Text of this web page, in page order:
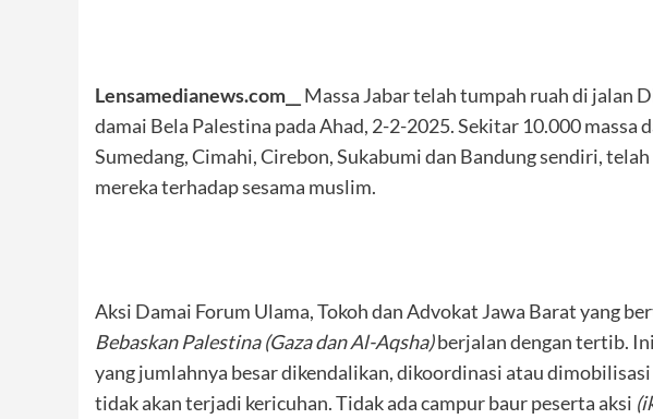
Lensamedianews.com__
Massa Jabar telah tumpah ruah di jalan
damai Bela Palestina pada Ahad, 2-2-2025. Sekitar 10.000 massa
Sumedang, Cimahi, Cirebon, Sukabumi dan Bandung sendiri,
mereka terhadap sesama muslim.
Aksi Damai Forum Ulama, Tokoh dan Advokat Jawa Barat yang
Bebaskan Palestina (Gaza dan Al-Aqsha)berjalan dengan tertib.
yang jumlahnya besar dikendalikan, dikoordinasi atau
tidak akan terjadi kericuhan. Tidak ada campur baur peserta aksi